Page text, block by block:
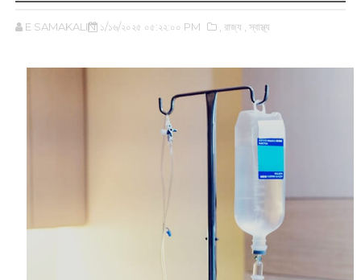
E SAMAKALIN ১/১৬/২০২৫ ০৫:২২:০০ PM ,‌ রাজ্য ,‌ স্বাস্থ্য